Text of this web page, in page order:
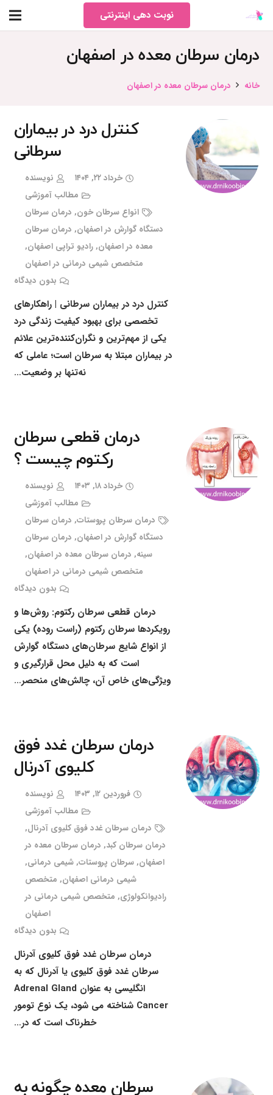
نوبت دهی اینترنتی
درمان سرطان معده در اصفهان
خانه درمان سرطان معده در اصفهان
کنترل درد در بیماران
سرطانی
خرداد ۲۲, ۱۴۰۴
نویسنده
مطالب آموزشی
انواع سرطان خون, درمان سرطان
دستگاه گوارش در اصفهان, درمان سرطان
معده در اصفهان,رادیو تراپی اصفهان,
متخصص شیمی درمانی در اصفهان
بدون دیدگاه
کنترل درد در بیماران سرطانی | راهکارهای
تخصصی برای بهبود کیفیت زندگی درد
یکی از مهم‌ترین و نگران‌کننده‌ترین علائم
در بیماران مبتلا به سرطان است؛ عاملی که
نه‌تنها بر وضعیت…
درمان قطعی سرطان
رکتوم چیست ؟
خرداد ۱۸, ۱۴۰۳
نویسنده
مطالب آموزشی
درمان سرطان پروستات, درمان سرطان
دستگاه گوارش در اصفهان, درمان سرطان
سینه, درمان سرطان معده در اصفهان,
متخصص شیمی درمانی در اصفهان
بدون دیدگاه
درمان قطعی سرطان رکتوم: روش‌ها و
رویکردها سرطان رکتوم (راست روده) یکی
از انواع شایع سرطان‌های دستگاه گوارش
است که به دلیل محل قرارگیری و
ویژگی‌های خاص آن، چالش‌های منحصر…
درمان سرطان غدد فوق
کلیوی آدرنال
فروردین ۱۲, ۱۴۰۳
نویسنده
مطالب آموزشی
درمان سرطان غدد فوق کلیوی آدرنال,
درمان سرطان کبد, درمان سرطان معده در
اصفهان,سرطان پروستات,شیمی درمانی,
شیمی درمانی اصفهان, متخصص
رادیوانکولوژی, متخصص شیمی درمانی در
اصفهان
بدون دیدگاه
درمان سرطان غدد فوق کلیوی آدرنال
سرطان غدد فوق کلیوی یا آدرنال که به
انگلیسی به عنوان Adrenal Gland
Cancer شناخته می شود، یک نوع تومور
خطرناک است که در…
سرطان معده چگونه به